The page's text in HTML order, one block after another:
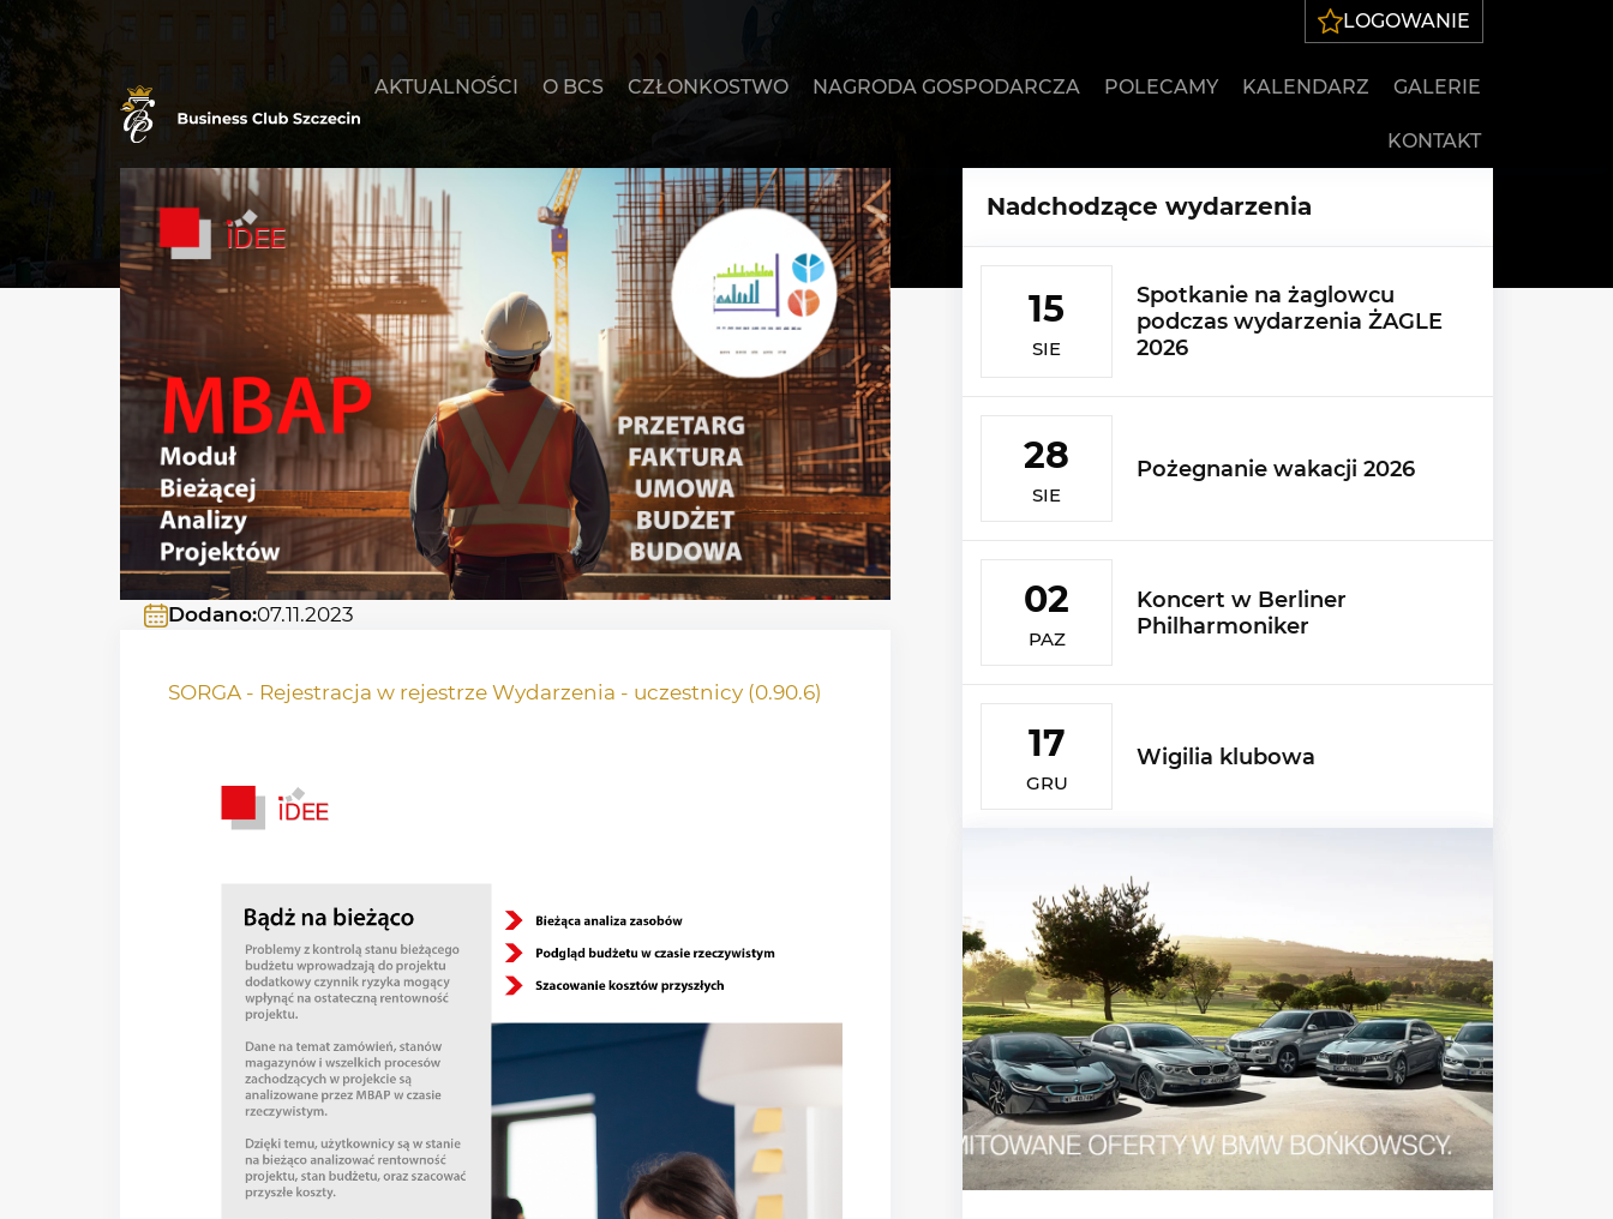
AKTUALNOŚCI O BCS CZŁONKOSTWO NAGRODA GOSPODARCZA POLECAMY KALENDARZ GALERIE
KONTAKT
LOGOWANIE
Dodano:07.11.2023
SORGA - Rejestracja w rejestrze Wydarzenia - uczestnicy (0.90.6)
Nadchodzące wydarzenia
15
SIE
Spotkanie na żaglowcu
podczas wydarzenia ŻAGLE
2026
28
SIE
Pożegnanie wakacji 2026
02
PAZ
Koncert w Berliner
Philharmoniker
17
GRU
Wigilia klubowa